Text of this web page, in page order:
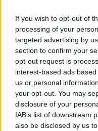
If you wish to opt-out of
processing of your
targeted advertising by
section to confirm your
opt-out request is
interest-based ads
us or personal
your opt-out. You may
disclosure of your
IAB’s list of downstream
also be disclosed by us
ΕΙΔΉΣΕΙΣ
10
Οι
31